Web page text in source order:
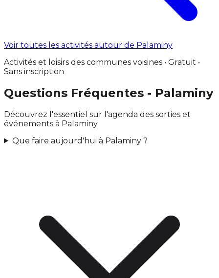
Voir toutes les activités autour de Palaminy
Activités et loisirs des communes voisines • Gratuit •
Sans inscription
Questions Fréquentes - Palaminy
Découvrez l'essentiel sur l'agenda des sorties et
événements à Palaminy
Que faire aujourd'hui à Palaminy ?